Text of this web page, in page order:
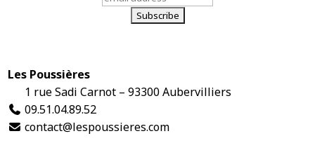
Les Poussières
1 rue Sadi Carnot – 93300 Aubervilliers
09.51.04.89.52
contact@lespoussieres.com